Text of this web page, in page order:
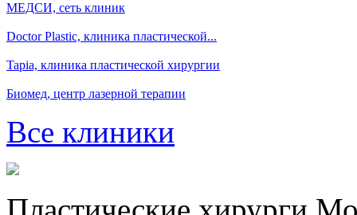
МЕДСИ, сеть клиник
Doctor Plastic, клиника пластической...
Tapia, клиника пластической хирургии
Биомед, центр лазерной терапии
Все клиники